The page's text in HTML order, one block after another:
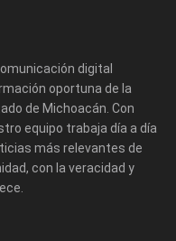
digital
oportuna de la
de Michoacán. Con
equipo trabaja día a día
más relevantes de
con la veracidad y